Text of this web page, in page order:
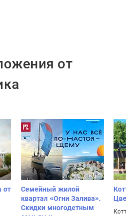
от
от
Семейный жилой
квартал «Огни Залива».
Скидки многодетным